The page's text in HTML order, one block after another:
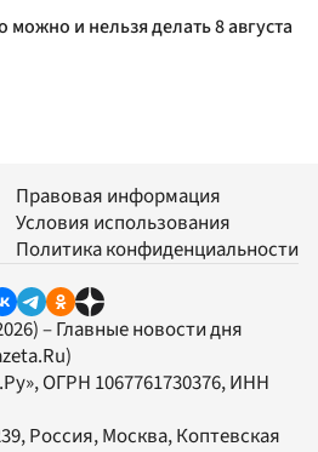
можно и нельзя делать 8 августа
Правовая информация
Условия использования
Политика конфиденциальности
– Главные новости дня
, ОГРН 1067761730376, ИНН
Россия, Москва, Коптевская